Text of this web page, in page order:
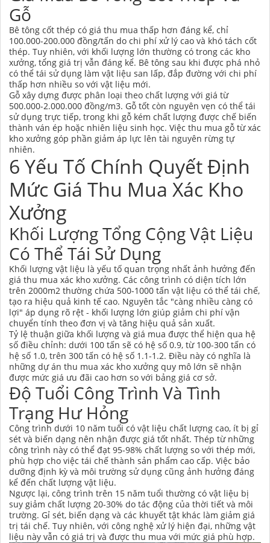
Gỗ
Bê tông cốt thép có giá thu mua thấp hơn đáng kể, chỉ
100.000-200.000 đồng/tấn do chi phí xử lý cao và khó tách cốt
thép. Tuy nhiên, với khối lượng lớn thường có trong các kho
xưởng, tổng giá trị vẫn đáng kể. Bê tông sau khi được phá nhỏ
có thể tái sử dụng làm vật liệu san lấp, đắp đường với chi phí
thấp hơn nhiều so với vật liệu mới.
Gỗ xây dựng được phân loại theo chất lượng với giá từ
500.000-2.000.000 đồng/m3. Gỗ tốt còn nguyên vẹn có thể tái
sử dụng trực tiếp, trong khi gỗ kém chất lượng được chế biến
thành ván ép hoặc nhiên liệu sinh học. Việc thu mua gỗ từ xác
kho xưởng góp phần giảm áp lực lên tài nguyên rừng tự
nhiên.
6 Yếu Tố Chính Quyết Định
Mức Giá Thu Mua Xác Kho
Xưởng
Khối Lượng Tổng Cộng Vật Liệu
Có Thể Tái Sử Dụng
Khối lượng vật liệu là yếu tố quan trọng nhất ảnh hưởng đến
giá thu mua xác kho xưởng. Các công trình có diện tích lớn
trên 2000m2 thường chứa 500-1000 tấn vật liệu có thể tái chế,
tạo ra hiệu quả kinh tế cao. Nguyên tắc "càng nhiều càng có
lợi" áp dụng rõ rệt - khối lượng lớn giúp giảm chi phí vận
chuyển tính theo đơn vị và tăng hiệu quả sản xuất.
Tỷ lệ thuận giữa khối lượng và giá mua được thể hiện qua hệ
số điều chỉnh: dưới 100 tấn sẽ có hệ số 0.9, từ 100-300 tấn có
hệ số 1.0, trên 300 tấn có hệ số 1.1-1.2. Điều này có nghĩa là
những dự án thu mua xác kho xưởng quy mô lớn sẽ nhận
được mức giá ưu đãi cao hơn so với bảng giá cơ sở.
Độ Tuổi Công Trình Và Tình
Trạng Hư Hỏng
Công trình dưới 10 năm tuổi có vật liệu chất lượng cao, ít bị gỉ
sét và biến dạng nên nhận được giá tốt nhất. Thép từ những
công trình này có thể đạt 95-98% chất lượng so với thép mới,
phù hợp cho việc tái chế thành sản phẩm cao cấp. Việc bảo
dưỡng định kỳ và môi trường sử dụng cũng ảnh hưởng đáng
kể đến chất lượng vật liệu.
Ngược lại, công trình trên 15 năm tuổi thường có vật liệu bị
suy giảm chất lượng 20-30% do tác động của thời tiết và môi
trường. Gỉ sét, biến dạng và các khuyết tật khác làm giảm giá
trị tái chế. Tuy nhiên, với công nghệ xử lý hiện đại, những vật
liệu này vẫn có giá trị và được thu mua với mức giá phù hợp.